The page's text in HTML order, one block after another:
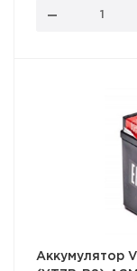
Аккумулятор